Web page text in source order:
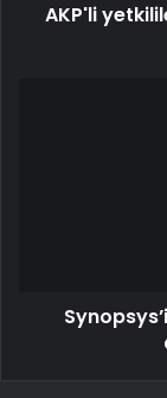
AKP'li